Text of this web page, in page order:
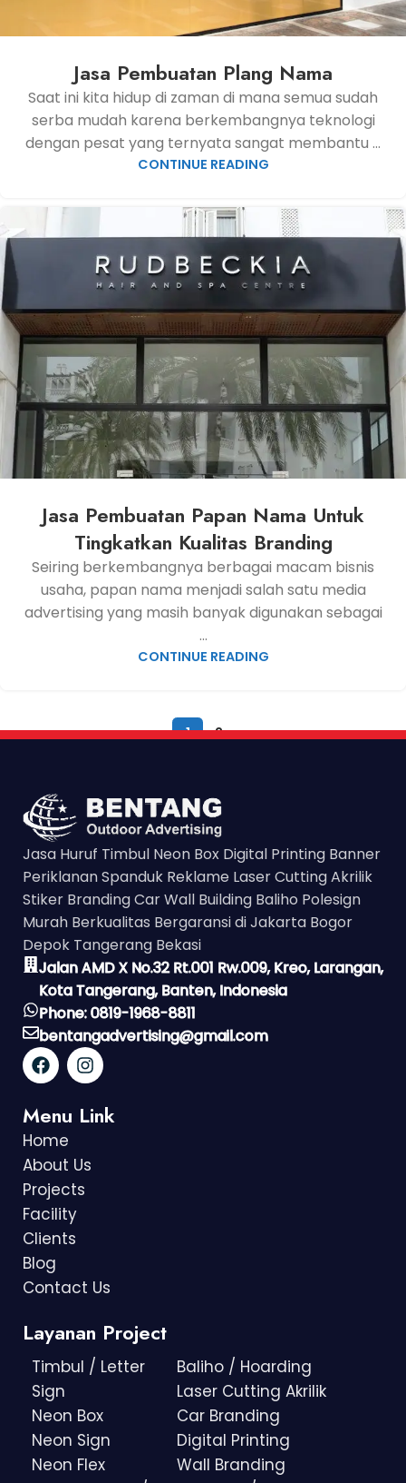
Jasa Pembuatan Plang Nama
Saat ini kita hidup di zaman di mana semua sudah
serba mudah karena berkembangnya teknologi
dengan pesat yang ternyata sangat membantu ...
CONTINUE READING
Jasa Pembuatan Papan Nama Untuk
Tingkatkan Kualitas Branding
Seiring berkembangnya berbagai macam bisnis
usaha, papan nama menjadi salah satu media
advertising yang masih banyak digunakan sebagai
...
CONTINUE READING
1 2
Jasa Huruf Timbul Neon Box Digital Printing Banner
Periklanan Spanduk Reklame Laser Cutting Akrilik
Stiker Branding Car Wall Building Baliho Polesign
Murah Berkualitas Bergaransi di Jakarta Bogor
Depok Tangerang Bekasi
Jalan AMD X No.32 Rt.001 Rw.009, Kreo, Larangan,
Kota Tangerang, Banten, Indonesia
Phone: 0819-1968-8811
bentangadvertising@gmail.com
Menu Link
Home
About Us
Projects
Facility
Clients
Blog
Contact Us
Layanan Project
Timbul / Letter
Sign
Neon Box
Neon Sign
Neon Flex
Baliho / Hoarding
Laser Cutting Akrilik
Car Branding
Digital Printing
Wall Branding